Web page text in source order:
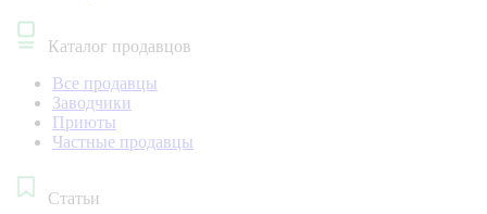
Каталог продавцов
Все продавцы
Заводчики
Приюты
Частные продавцы
Статьи